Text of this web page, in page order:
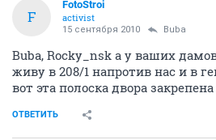
F
FotoStroi
activist
15 сентября 2010 Buba
Buba, Rocky_nsk а у ваших
живу в 208/1 напротив нас и в
вот эта полоска двора
ОТВЕТИТЬ